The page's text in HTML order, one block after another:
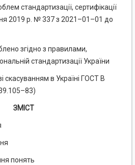
стандартизації, сертифікації
2019 р. № 337 з 2021–01–01 до
згідно з правилами,
стандартизації України
в Україні ГОСТ В
ЗМІСТ
понять